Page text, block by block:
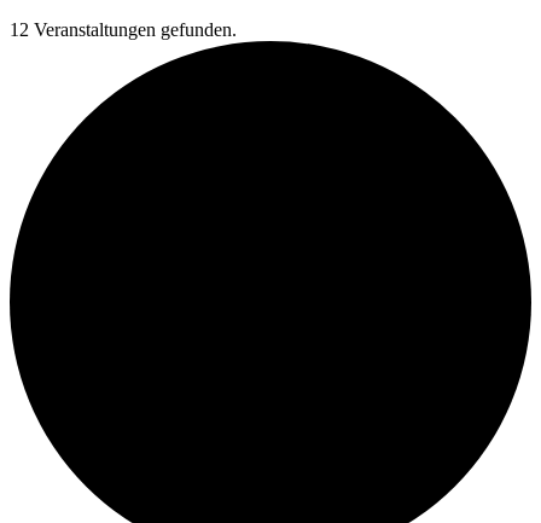
12 Veranstaltungen gefunden.